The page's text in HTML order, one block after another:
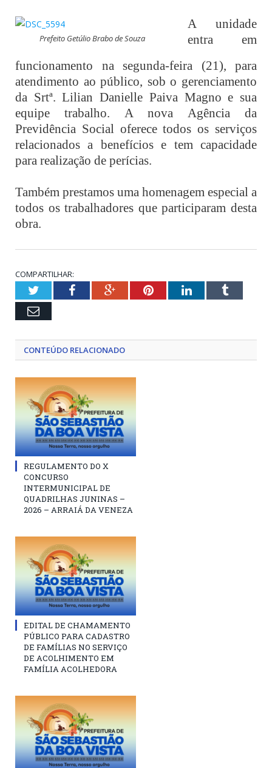
Prefeito Getúlio Brabo de Souza
A unidade
entra em
funcionamento na segunda-feira (21), para
atendimento ao público, sob o gerenciamento
da Srtª. Lilian Danielle Paiva Magno e sua
equipe trabalho. A nova Agência da
Previdência Social oferece todos os serviços
relacionados a benefícios e tem capacidade
para realização de perícias.
Também prestamos uma homenagem especial a
todos os trabalhadores que participaram desta
obra.
COMPARTILHAR:
TwitterFacebookGoogle+PinterestLinkedInTumblr
Email
CONTEÚDO RELACIONADO
REGULAMENTO DO X
CONCURSO
INTERMUNICIPAL DE
QUADRILHAS JUNINAS –
2026 – ARRAIÁ DA VENEZA
EDITAL DE CHAMAMENTO
PÚBLICO PARA CADASTRO
DE FAMÍLIAS NO SERVIÇO
DE ACOLHIMENTO EM
FAMÍLIA ACOLHEDORA